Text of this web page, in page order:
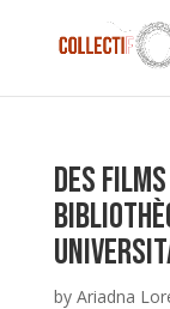
Des
by Ariadna